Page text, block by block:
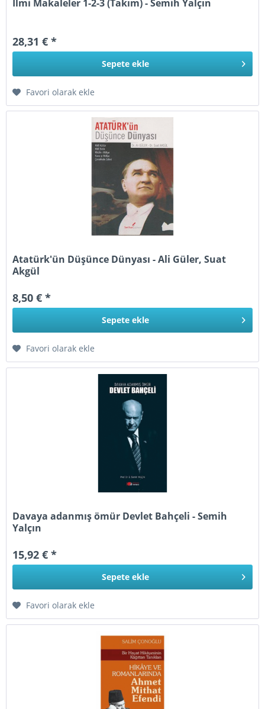
İlmi Makaleler 1-2-3 (Takım) - Semih Yalçın
28,31 € *
Sepete ekle
Favori olarak ekle
Atatürk'ün Düşünce Dünyası - Ali Güler, Suat
Akgül
8,50 € *
Sepete ekle
Favori olarak ekle
Davaya adanmış ömür Devlet Bahçeli - Semih
Yalçın
15,92 € *
Sepete ekle
Favori olarak ekle